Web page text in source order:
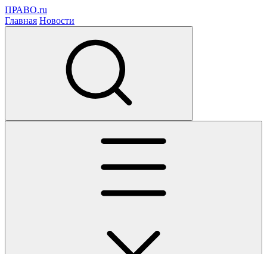
ПРАВО.ru
Главная Новости